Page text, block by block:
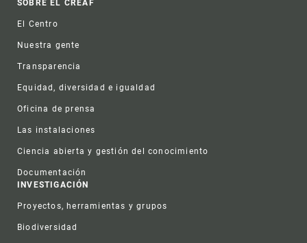
Footer
SOBRE EL CREAF
El Centro
Nuestra gente
Transparencia
Equidad, diversidad e igualdad
Oficina de prensa
Las instalaciones
Ciencia abierta y gestión del conocimiento
Documentación
INVESTIGACIÓN
Proyectos, herramientas y grupos
Biodiversidad